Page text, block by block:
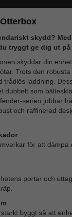
skydd?
tryggt ge dig ut på
skyddar din
Trots den robusta
trådlös laddning.
dubbelt som
serien jobbar
och raffinerad
för att dämpa
portar och
byggt så att